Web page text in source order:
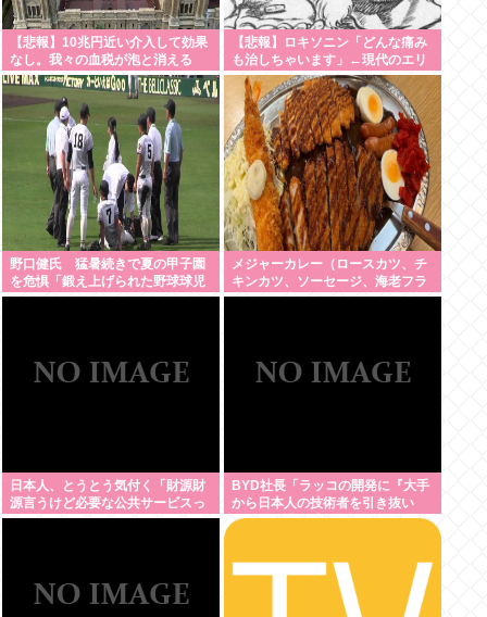
【悲報】10兆円近い介入して効果
なし。我々の血税が泡と消える
【悲報】ロキソニン「どんな痛み
も治しちゃいます」←現代のエリ
クサーやろ…
野口健氏 猛暑続きで夏の甲子園
を危惧「鍛え上げられた野球球児
でも、危ないのではないかな」
メジャーカレー（ロースカツ、チ
キンカツ、ソーセージ、海老フラ
イ、ゆで卵）ケンモメンなら余裕
日本人、とうとう気付く「財源財
源言うけど必要な公共サービスっ
て無くね？」
BYD社長「ラッコの開発に『大手
から日本人の技術者を引き抜い
た』って噂は嘘。開発チームに日